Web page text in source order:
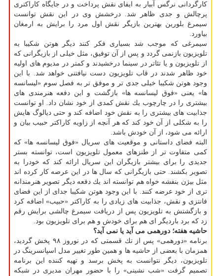
كارگردانی نرگس آبیار به ایفای نقش پرداخت و در جایگاه كاراكتری
پرچالش و جدی ظاهر شد. درخشش وی در این نقش توانست
سیمرغ بلورین بهترین بازیگر نقش اول مرد را برایش به ارمغان
بیاورد.
سیمرغی كه موجب شد بسیاری فكر كنند دیگر هوتن شكیبا به
تلویزیون بازنمی گردد و پس از آن توفیق، مثل خیلی از بازیگرانی كه
از تلویزیون و یا تئاتر در سینما درخشیدند و كمتر در مدیوم های اولیه
خود ظاهر شدند در قاب تلویزیون دست نیافتنی خواهد شد. با این
وجود هوتن شكیبا خیلی جدی تر و موفق تر به فصل سوم «لیسانسه
ها» یعنی «فوق لیسانسه ها» بازگشت و این دفعه هنرمندی های
بیشتری را در چارچوب یك نقش كمدی از خود نشان داد. او توانست
جذابیت های بیشتری را به نقش خود اضافه كند و حتی دیالوگ هایش
را به شكلی از آن خود كند كه هر آنچه از زاویه كاراكتر حبیب بیان و
ارائه می شود، از آن خودش باشد.
البته فضای داستانی و موقعیت های سریال «فوق لیسانسه ها» كه
كمی متفاوت تر از طنزهای معمول تلویزیون است، توانسته بستر
جدیدی را برای بیشتر بازیگران این سریال ارائه كند كه خودرا به
تصویر بكشند. حتی بازیگرانی كه سال ها در این عرصه كار كرده اند
مثل بیژن بنفشه خواه هم توانسته اند یك دفعه دیگر تصویر هنرمندانه
تری از خود عرضه كنند. با این وجود هوتن شكیبا جدای از این فضای
فانتزی و نقش، جذابیت های زیادی را به كاراكتر «حبیب» اضافه كرد
و بازگشتش به تلویزیون پس از دریافت سیمرغ چالشی برایش رقم
زد كه برد باردیگر ای هم برای خودش و هم برای تلویزیون بود.
حاشیه هفته؛ دورهمی می آید یا نمی آید؟
برنامه «دورهمی» پس از تك قسمتی كه در نوروز ۹۸ پخش گردید،
همزمان با بعضی از حاشیه ها و همین طور تغییر مدل اسپانسرینگ در
تلویزیون، دیگر نتوانست به پخش برسد و تهیه كننده این برنامه
تصمیم گرفت «شب نشینی» را با حضور مهران مدیری در شبكه